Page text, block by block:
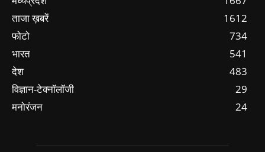
ताजा ख़बरें
1612
फोटो
734
भारत
541
देश
483
विज्ञान-टेक्नॉलॉजी
29
मनोरंजन
24